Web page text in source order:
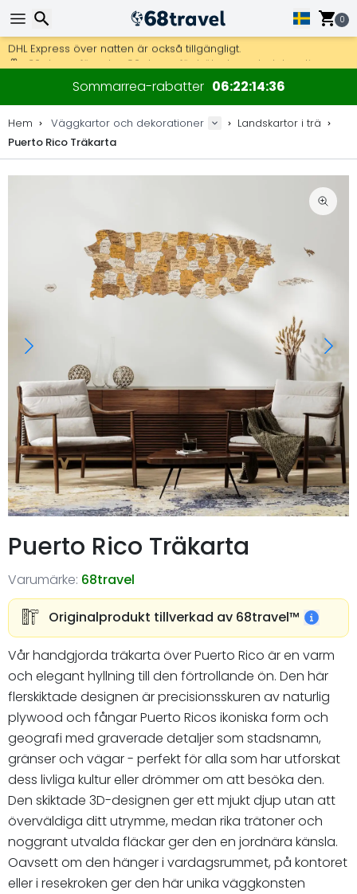
0
Få fri frakt på beställningar över 2 875 kr.
DHL Express över natten är också tillgängligt.
30 dagar för retur, 90 dagar för träkartor och dekorationer.
Sommarrea-rabatter 06221436
Hem Väggkartor och dekorationer
Landskartor i trä
Puerto Rico Träkarta
Puerto Rico Träkarta
Varumärke: 68travel
Originalprodukt tillverkad av 68travel™️
Vår handgjorda träkarta över Puerto Rico är en varm
och elegant hyllning till den förtrollande ön. Den här
flerskiktade designen är precisionsskuren av naturlig
plywood och fångar Puerto Ricos ikoniska form och
geografi med graverade detaljer som stadsnamn,
gränser och vägar - perfekt för alla som har utforskat
dess livliga kultur eller drömmer om att besöka den.
Den skiktade 3D-designen ger ett mjukt djup utan att
överväldiga ditt utrymme, medan rika trätoner och
noggrant utvalda fläckar ger den en jordnära känsla.
Oavsett om den hänger i vardagsrummet, på kontoret
eller i resekroken ger den här unika väggkonsten
Sök